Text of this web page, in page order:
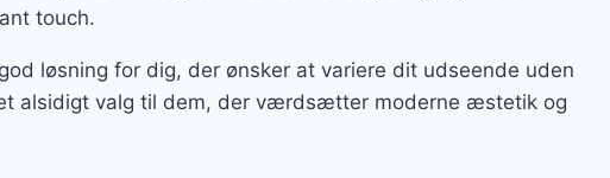
touch.
løsning for dig, der ønsker at variere dit udseende uden
alsidigt valg til dem, der værdsætter moderne æstetik og